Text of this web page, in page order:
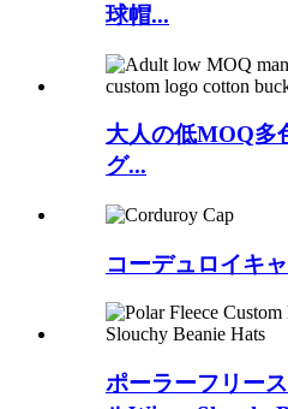
球帽...
大人の低MOQ多
グ...
コーデュロイキ
ポーラーフリー